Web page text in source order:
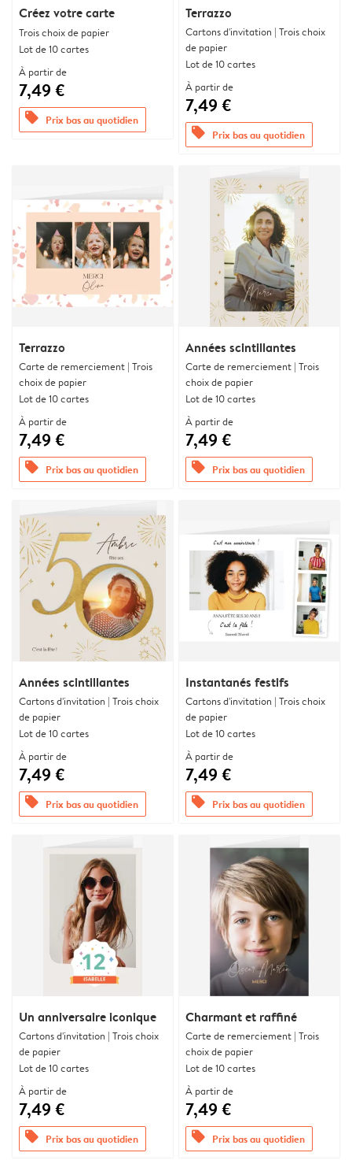
Créez votre carte
Trois choix de papier
Lot de 10 cartes
À partir de
7,49 €
offers Prix bas au quotidien
Terrazzo
Cartons d'invitation | Trois choix
de papier
Lot de 10 cartes
À partir de
7,49 €
offers Prix bas au quotidien
Terrazzo
Carte de remerciement | Trois
choix de papier
Lot de 10 cartes
À partir de
7,49 €
offers Prix bas au quotidien
Années scintillantes
Carte de remerciement | Trois
choix de papier
Lot de 10 cartes
À partir de
7,49 €
offers Prix bas au quotidien
Années scintillantes
Cartons d'invitation | Trois choix
de papier
Lot de 10 cartes
À partir de
7,49 €
offers Prix bas au quotidien
Instantanés festifs
Cartons d'invitation | Trois choix
de papier
Lot de 10 cartes
À partir de
7,49 €
offers Prix bas au quotidien
Un anniversaire iconique
Cartons d'invitation | Trois choix
de papier
Lot de 10 cartes
À partir de
7,49 €
offers Prix bas au quotidien
Charmant et raffiné
Carte de remerciement | Trois
choix de papier
Lot de 10 cartes
À partir de
7,49 €
offers Prix bas au quotidien